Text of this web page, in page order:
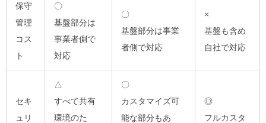
保守
管理
コス
ト
〇
基盤部分は
事業者側で
対応
〇
基盤部分は事業
者側で対応
×
基盤も含め
自社で対応
セキ
ュリ
△
すべて共有
環境のた
〇
カスタマイズ可
能な部分もあ
◎
フルカスタ